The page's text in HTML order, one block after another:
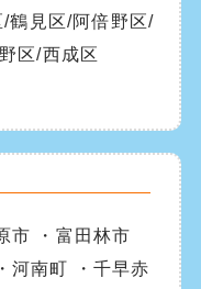
鶴見区/阿倍野区/
区/西成区
市 ・富田林市
河南町 ・千早赤